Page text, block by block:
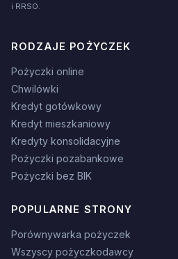
i RRSO.
RODZAJE POŻYCZEK
Pożyczki online
Chwilówki
Kredyt gotówkowy
Kredyt mieszkaniowy
Kredyty konsolidacyjne
Pożyczki pozabankowe
Pożyczki bez BIK
POPULARNE STRONY
Porównywarka pożyczek
Wszyscy pożyczkodawcy